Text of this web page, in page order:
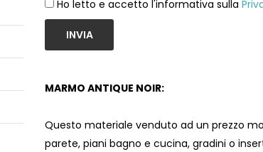
Ho letto e accetto l'informativa sulla
INVIA
MARMO ANTIQUE NOIR:
Questo materiale venduto ad un prezzo
parete, piani bagno e cucina, gradini o